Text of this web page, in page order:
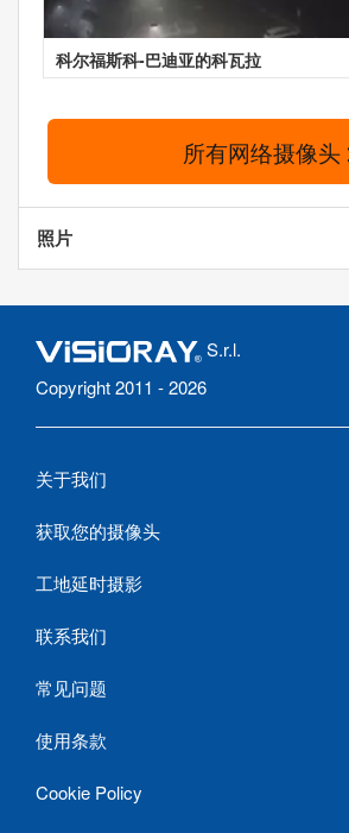
科尔福斯科-巴迪亚的科瓦拉
所有网络摄像头
照片
S.r.l.
Copyright 2011 - 2026
关于我们
获取您的摄像头
工地延时摄影
联系我们
常见问题
使用条款
Cookie Policy